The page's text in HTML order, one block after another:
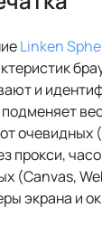
Linken
и
очевидных
прокси,
(Canvas,
экрана и